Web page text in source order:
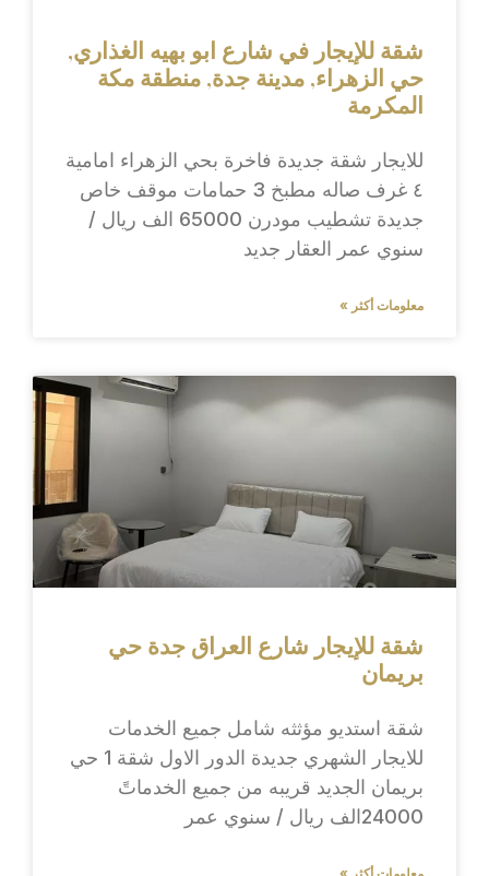
شقة للإيجار في شارع ابو بهيه الغذاري,
حي الزهراء, مدينة جدة, منطقة مكة
المكرمة
للايجار شقة جديدة فاخرة بحي الزهراء امامية
٤ غرف صاله مطبخ 3 حمامات موقف خاص
جديدة تشطيب مودرن 65000 الف ريال /
سنوي عمر العقار جديد
معلومات أكثر »
شقة للإيجار شارع العراق جدة حي
بريمان
شقة استديو مؤثثه شامل جميع الخدمات
للايجار الشهري جديدة الدور الاول شقة 1 حي
بريمان الجديد قريبه من جميع الخدماتً
24000الف ريال / سنوي عمر